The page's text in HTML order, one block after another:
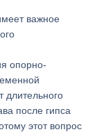
важное
опорно-
длительного
после гипса
этот вопрос